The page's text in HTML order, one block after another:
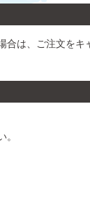
合は、ご注文をキ